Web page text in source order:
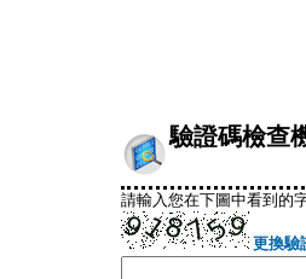
驗證碼檢查
請輸入您在下圖中看到的
更換驗